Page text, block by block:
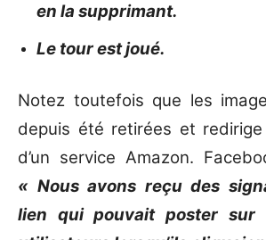
en la supprimant.
Le tour est joué.
Notez toutefois que les
depuis été retirées et redirige
d’un service Amazon.
« Nous avons reçu des
lien qui pouvait poster sur